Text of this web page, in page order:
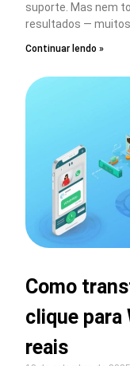
suporte. Mas nem
resultados —
Continuar lendo »
Como
clique para
reais